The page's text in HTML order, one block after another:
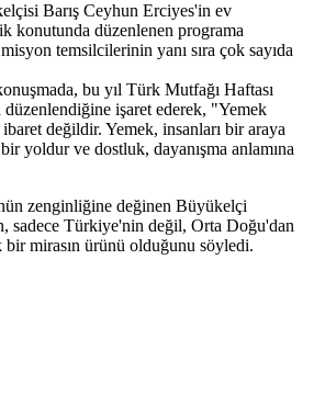
Barış Ceyhun Erciyes'in ev
konutunda düzenlenen programa
temsilcilerinin yanı sıra çok sayıda
bu yıl Türk Mutfağı Haftası
işaret ederek, "Yemek
değildir. Yemek, insanları bir araya
yoldur ve dostluk, dayanışma anlamına
zenginliğine değinen Büyükelçi
sadece Türkiye'nin değil, Orta Doğu'dan
mirasın ürünü olduğunu söyledi.